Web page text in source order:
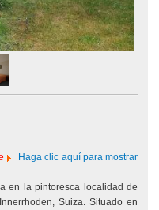
Haga clic aquí para mostrar
en la pintoresca localidad de
Suiza. Situado en